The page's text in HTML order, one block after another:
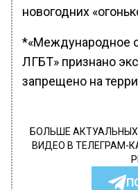
новогодних
*«Международное
ЛГБТ» признано
запрещено на
БОЛЬШЕ
ВИДЕО В ТЕЛЕГРАМ-